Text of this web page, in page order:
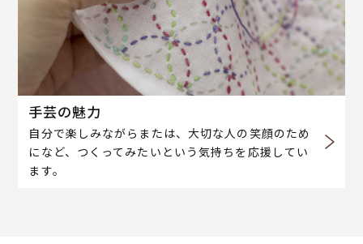
手芸の魅力
自分で楽しみながらまたは、大切な人の笑顔のため
になど、つくってみたいという気持ちを応援してい
ます。